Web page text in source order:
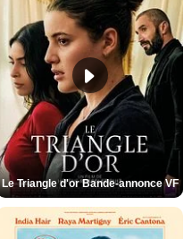
Le Triangle d'or Bande-annonce VF